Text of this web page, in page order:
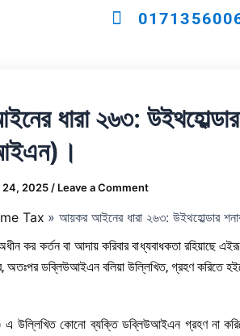
ধারা ২৬৩:
24, 2025 / Leave a Comment
Tax আয়কর আইনের ধারা ২৬৩: উইথহোল্ডার
কর কর্তন বা আদায় করিবার বাধ্যবাধকতা রহিয়াছে
অতঃপর ডব্লিউআইএন বলিয়া উল্লিখিত, গ্রহণ করিতে
এ উল্লিখিত কোনো ব্যক্তি ডব্লিউআইএন গ্রহণ না